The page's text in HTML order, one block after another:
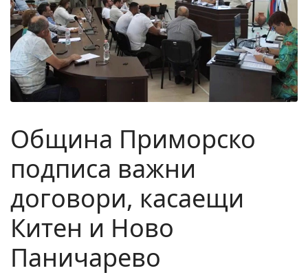
Община Приморско
подписа важни
договори, касаещи
Китен и Ново
Паничарево